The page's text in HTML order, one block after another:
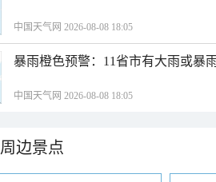
中国天气网 2026-08-08 18:05
暴雨橙色预警：11省市有大雨或暴
中国天气网 2026-08-08 18:05
周边景点